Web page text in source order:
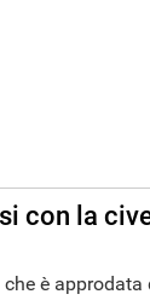
con la
è approdata